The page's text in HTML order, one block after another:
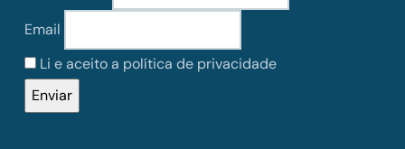
Email
Li e aceito a política de privacidade